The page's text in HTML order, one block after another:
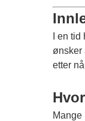
I en
ønsker
etter
Mange